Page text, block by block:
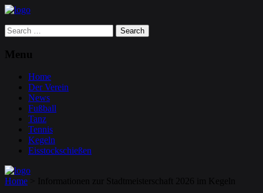
Search
for:
Menu
Home
Der Verein
News
Fußball
Tanz
Tennis
Kegeln
Eisstockschießen
Home Informationen zur Stadtmeisterschaft 2026 im Kegeln